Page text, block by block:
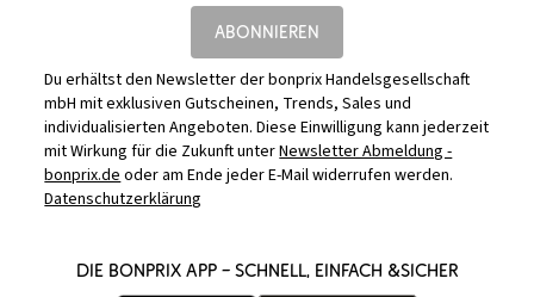
ABONNIEREN
Du erhältst den Newsletter der bonprix Handelsgesellschaft
mbH mit exklusiven Gutscheinen, Trends, Sales und
individualisierten Angeboten. Diese Einwilligung kann jederzeit
mit Wirkung für die Zukunft unterNewsletter Abmeldung -
bonprix.deoder am Ende jeder E-Mail widerrufen werden.
Datenschutzerklärung
DIE BONPRIX APP – SCHNELL, EINFACH &SICHER